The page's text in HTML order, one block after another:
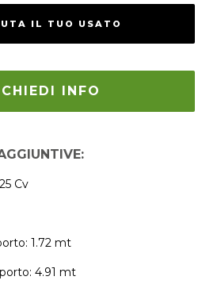
IL TUO USATO
INFO
25 Cv
1.72 mt
4.91 mt